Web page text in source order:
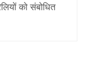
को संबोधित